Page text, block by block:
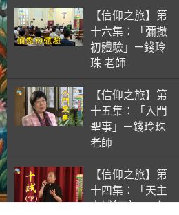
【信仰之旅】第
十六集：「彌撒
初體驗」—錢玲
珠 老師
【信仰之旅】第
十五集：「入門
聖事」—錢玲珠
老師
【信仰之旅】第
十四集：「天主
十誡(下)」—金